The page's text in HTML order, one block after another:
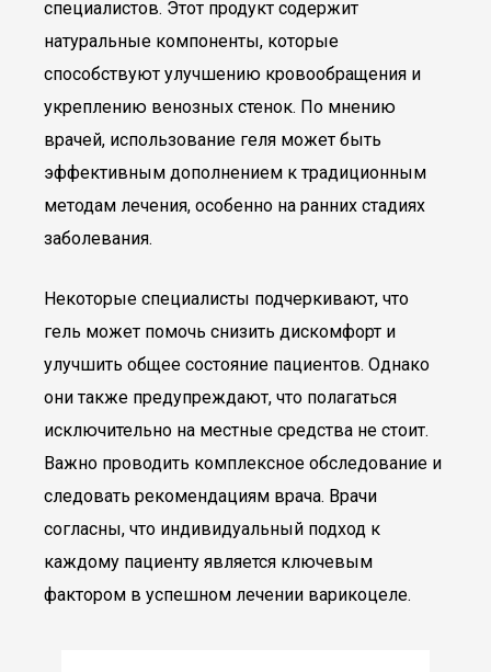
специалистов. Этот продукт содержит
натуральные компоненты, которые
способствуют улучшению кровообращения и
укреплению венозных стенок. По мнению
врачей, использование геля может быть
эффективным дополнением к традиционным
методам лечения, особенно на ранних стадиях
заболевания.
Некоторые специалисты подчеркивают, что
гель может помочь снизить дискомфорт и
улучшить общее состояние пациентов. Однако
они также предупреждают, что полагаться
исключительно на местные средства не стоит.
Важно проводить комплексное обследование и
следовать рекомендациям врача. Врачи
согласны, что индивидуальный подход к
каждому пациенту является ключевым
фактором в успешном лечении варикоцеле.